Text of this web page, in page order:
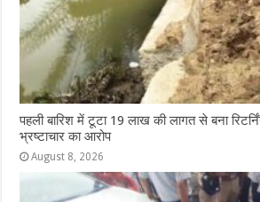
पहली बारिश में टूटा 19 लाख की लागत से बना
भ्रष्टाचार का आरोप
August 8, 2026